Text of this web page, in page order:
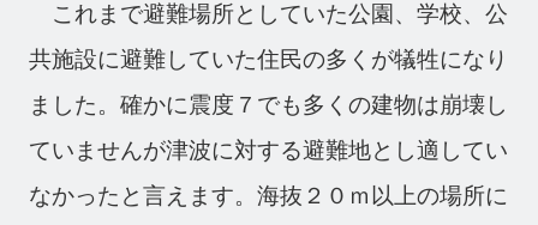
これまで避難場所としていた公園、学校、公
共施設に避難していた住民の多くが犠牲になり
ました。確かに震度７でも多くの建物は崩壊し
ていませんが津波に対する避難地とし適してい
なかったと言えます。海抜２０ｍ以上の場所に